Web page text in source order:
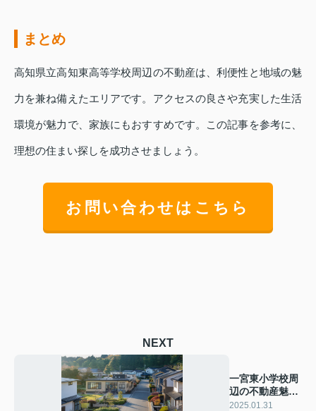
まとめ
高知県立高知東高等学校周辺の不動産は、利便性と地域の魅
力を兼ね備えたエリアです。アクセスの良さや充実した生活
環境が魅力で、家族にもおすすめです。この記事を参考に、
理想の住まい探しを成功させましょう。
お問い合わせはこちら
NEXT
一宮東小学校周
辺の不動産魅
力！生活環境と
2025.01.31